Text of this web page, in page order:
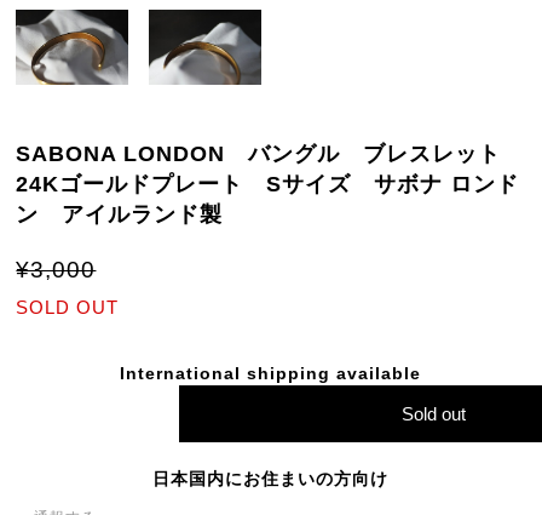
SABONA LONDON バングル ブレスレット
24Kゴールドプレート Sサイズ サボナ ロンド
ン アイルランド製
¥3,000
SOLD OUT
International shipping available
Sold out
日本国内にお住まいの方向け